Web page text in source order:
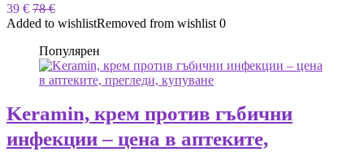
39 € 78 €
Added to wishlistRemoved from wishlist 0
Популярен
Keramin, крем против гъбични
инфекции – цена в аптеките,